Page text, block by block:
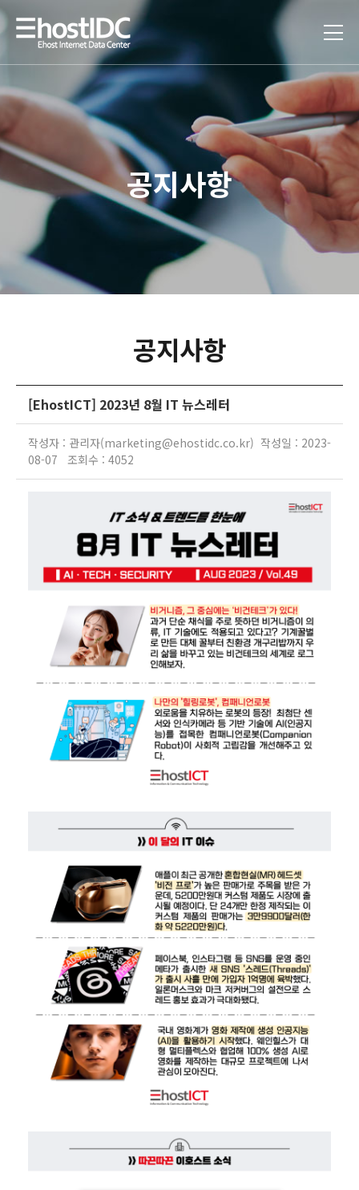
공지사항
공지사항
[EhostICT] 2023년 8월 IT 뉴스레터
작성자 : 관리자(marketing@ehostidc.co.kr) 작성일 : 2023-
08-07 조회수 : 4052